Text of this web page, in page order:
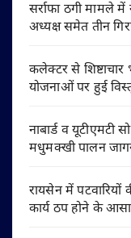
सर्राफा ठगी मामले
अध्यक्ष समेत तीन
कलेक्टर से
योजनाओं पर हुई
नाबार्ड व यूटीएमटी
मधुमक्खी पालन
रायसेन में
कार्य ठप होने के